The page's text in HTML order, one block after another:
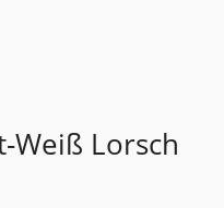
Weiß Lorsch